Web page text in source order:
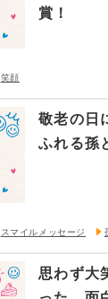
賞！
笑顔
敬老の日
ふれる孫
スマイルメッセージ
思わず大